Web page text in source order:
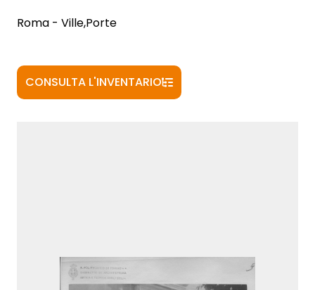
Roma - Ville,Porte
CONSULTA L'INVENTARIO